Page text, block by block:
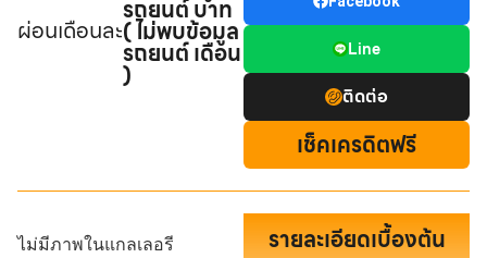
ผ่อนเดือนละ
รถยนต์ บาท
( ไม่พบข้อมูล
รถยนต์ เดือน
)
Line
ติดต่อ
เช็คเครดิตฟรี
ไม่มีภาพในแกลเลอรี รายละเอียดเบื้องต้น